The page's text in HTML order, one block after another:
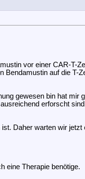
vor einer CAR-T-
Bendamustin auf die T-
gewesen bin hat mir
erforscht
Daher warten wir
eine Therapie benötige.